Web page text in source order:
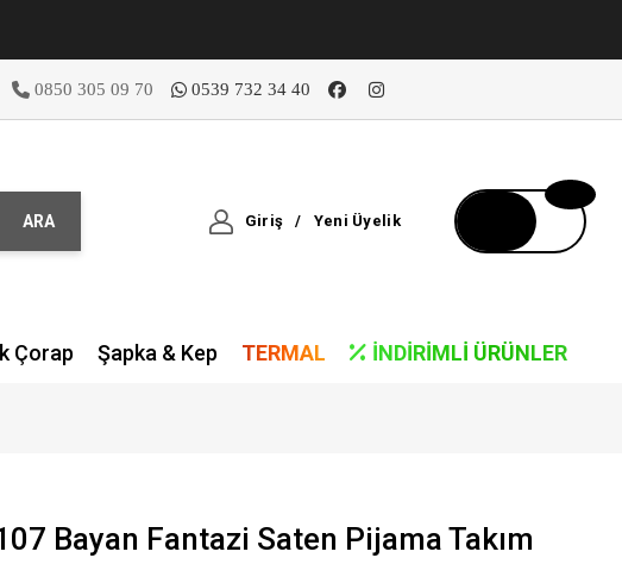
0850 305 09 70 0539 732 34 40
ARA Giriş / Yeni Üyelik
Çorap Şapka & Kep TERMAL İNDIRIMLI ÜRÜNLER
Bayan Fantazi Saten Pijama Takım